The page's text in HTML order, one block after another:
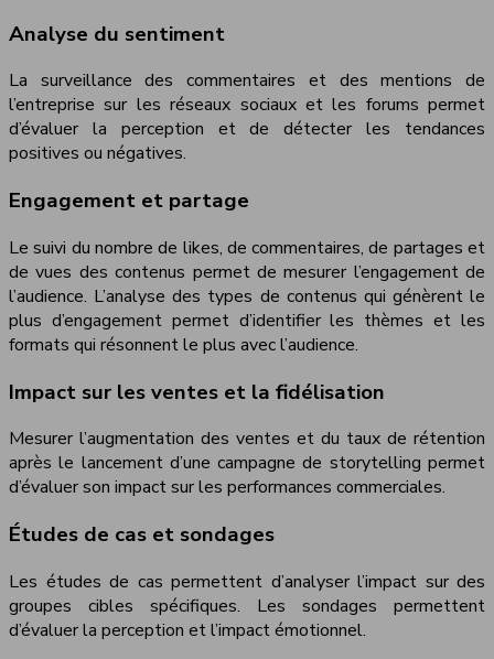
Analyse du sentiment
La surveillance des commentaires et des mentions de
l’entreprise sur les réseaux sociaux et les forums permet
d’évaluer la perception et de détecter les tendances
positives ou négatives.
Engagement et partage
Le suivi du nombre de likes, de commentaires, de partages et
de vues des contenus permet de mesurer l’engagement de
l’audience. L’analyse des types de contenus qui génèrent le
plus d’engagement permet d’identifier les thèmes et les
formats qui résonnent le plus avec l’audience.
Impact sur les ventes et la fidélisation
Mesurer l’augmentation des ventes et du taux de rétention
après le lancement d’une campagne de storytelling permet
d’évaluer son impact sur les performances commerciales.
Études de cas et sondages
Les études de cas permettent d’analyser l’impact sur des
groupes cibles spécifiques. Les sondages permettent
d’évaluer la perception et l’impact émotionnel.